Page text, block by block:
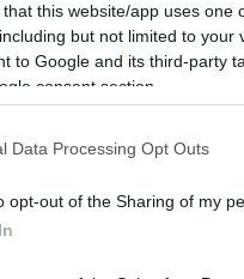
that this website/app uses
but not limited to
to Google and its third-party
consent section.
Data Processing Opt Outs
opt-out of the Sharing of my